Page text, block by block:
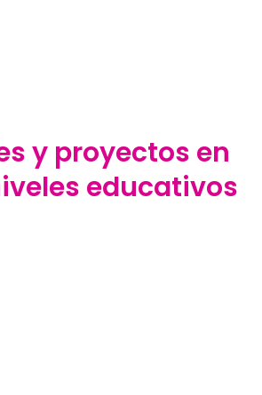
y proyectos en
educativos